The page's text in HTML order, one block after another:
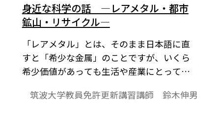
身近な科学の話 ―レアメタル・都市
鉱山・リサイクル―
「レアメタル」とは、そのまま日本語に直
すと「希少な金属」のことですが、いくら
希少価値があっても生活や産業にとって必
は言えません。そのような金属元素が「レ
筑波大学教員免許更新講習講師 鈴木伸男